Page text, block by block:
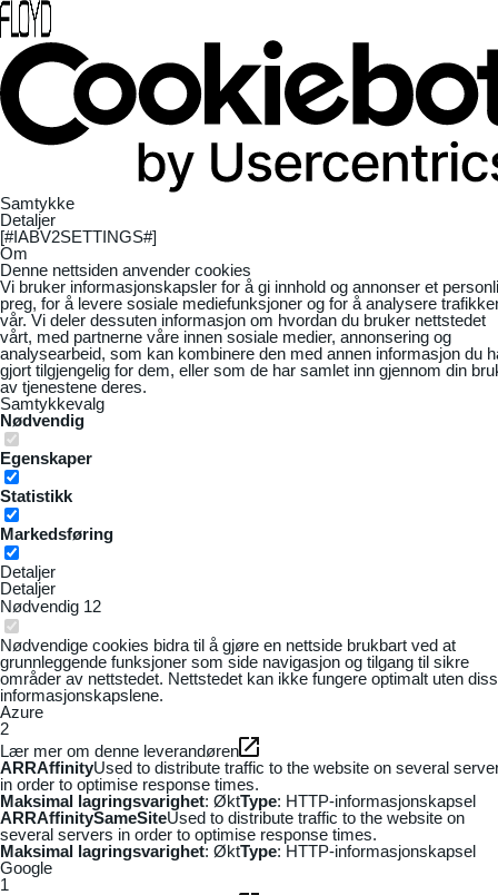
Samtykke
Detaljer
[#IABV2SETTINGS#]
Om
Denne nettsiden anvender cookies
Vi bruker informasjonskapsler for å gi innhold og annonser et
preg, for å levere sosiale mediefunksjoner og for å analysere
vår. Vi deler dessuten informasjon om hvordan du bruker nettstedet
vårt, med partnerne våre innen sosiale medier, annonsering og
analysearbeid, som kan kombinere den med annen informasjon du
gjort tilgjengelig for dem, eller som de har samlet inn gjennom din
av tjenestene deres.
Samtykkevalg
Nødvendig
Egenskaper
Statistikk
Markedsføring
Detaljer
Detaljer
Nødvendig 12
Nødvendige cookies bidra til å gjøre en nettside brukbart ved at
grunnleggende funksjoner som side navigasjon og tilgang til sikre
områder av nettstedet. Nettstedet kan ikke fungere optimalt uten
informasjonskapslene.
Azure
2
Lær mer om denne leverandøren
ARRAffinityUsed to distribute traffic to the website on several
in order to optimise response times.
Maksimal lagringsvarighet: ØktType: HTTP-informasjonskapsel
ARRAffinitySameSiteUsed to distribute traffic to the website on
several servers in order to optimise response times.
Maksimal lagringsvarighet: ØktType: HTTP-informasjonskapsel
Google
1